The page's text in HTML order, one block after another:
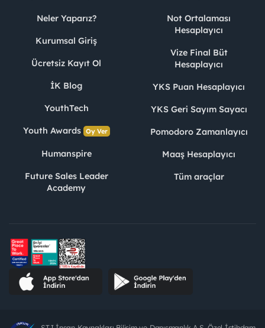
Neler Yaparız?
Kurumsal Giriş
Ücretsiz Kayıt Ol
İK Blog
YouthTech
Youth Awards Oy Ver
Humanspire
Future Sales Leader
Academy
Not Ortalaması
Hesaplayıcı
Vize Final Büt
Hesaplayıcı
YKS Puan Hesaplayıcı
YKS Geri Sayım Sayacı
Pomodoro Zamanlayıcı
Maaş Hesaplayıcı
Tüm araçlar